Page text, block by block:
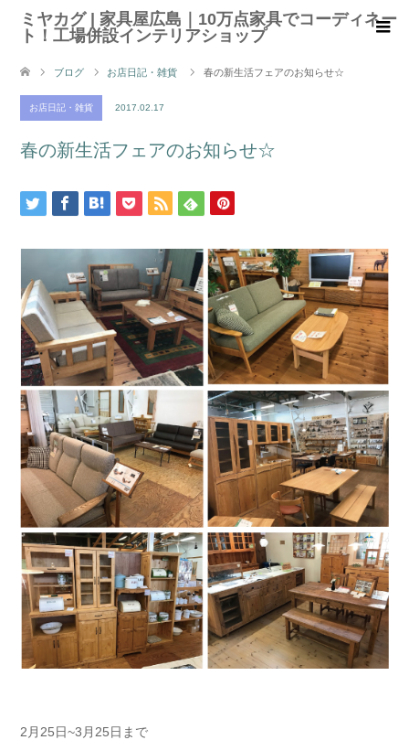
ミヤカグ | 家具屋広島｜10万点家具でコーディネー
ト！工場併設インテリアショップ
ブログ お店日記・雑貨 春の新生活フェアのお知らせ☆
お店日記・雑貨 2017.02.17
春の新生活フェアのお知らせ☆
2月25日~3月25日まで